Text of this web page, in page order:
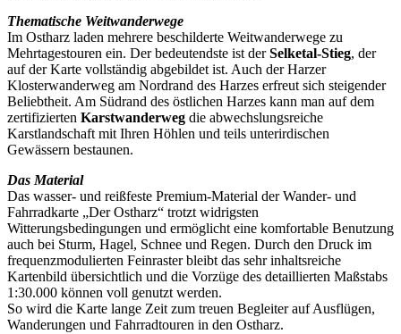
Thematische Weitwanderwege
Im Ostharz laden mehrere beschilderte Weitwanderwege zu
Mehrtagestouren ein. Der bedeutendste ist derSelketal-Stieg, der
auf der Karte vollständig abgebildet ist. Auch der Harzer
Klosterwanderweg am Nordrand des Harzes erfreut sich steigender
Beliebtheit. Am Südrand des östlichen Harzes kann man auf dem
zertifizierten Karstwanderweg die abwechslungsreiche
Karstlandschaft mit Ihren Höhlen und teils unterirdischen
Gewässern bestaunen.
Das Material
Das wasser- und reißfeste Premium-Material der Wander- und
Fahrradkarte „Der Ostharz“ trotzt widrigsten
Witterungsbedingungen und ermöglicht eine komfortable Benutzung
auch bei Sturm, Hagel, Schnee und Regen. Durch den Druck im
frequenzmodulierten Feinraster bleibt das sehr inhaltsreiche
Kartenbild übersichtlich und die Vorzüge des detaillierten Maßstabs
1:30.000 können voll genutzt werden.
So wird die Karte lange Zeit zum treuen Begleiter auf Ausflügen,
Wanderungen und Fahrradtouren in den Ostharz.